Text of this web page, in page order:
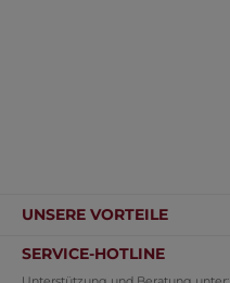
SERVICE-HOTLINE
UNSERE VORTEILE